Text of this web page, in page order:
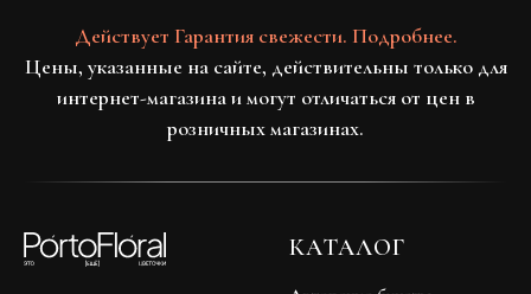
Действует Гарантия свежести. Подробнее.
Цены, указанные на сайте, действительны только для
интернет-магазина и могут отличаться от цен в
розничных магазинах.
КАТАЛОГ